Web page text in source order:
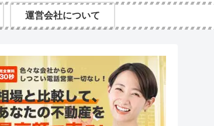
運営会社について